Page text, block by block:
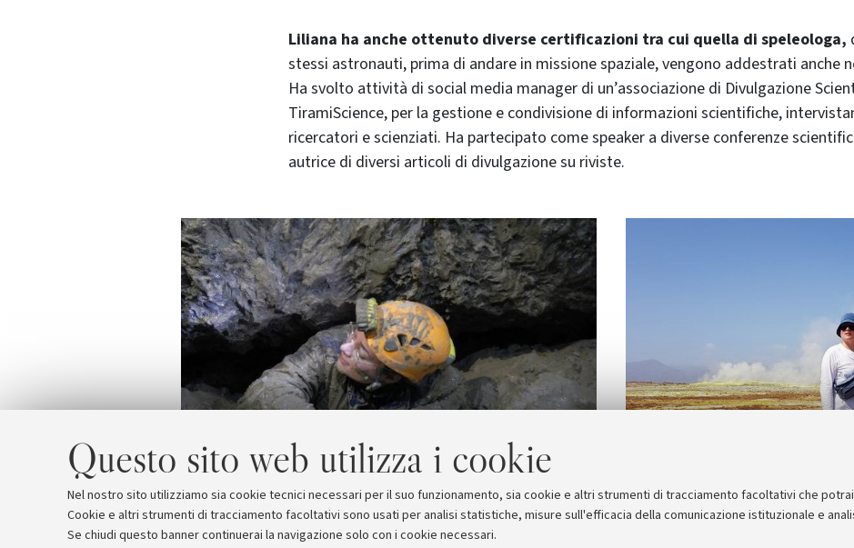
Questo sito web utilizza i cookie
Nel nostro sito utilizziamo sia cookie tecnici necessari per il suo funzionamento, sia cookie e altri strumenti di tracciamento facoltativi che
Cookie e altri strumenti di tracciamento facoltativi sono usati per analisi statistiche, misure sull'efficacia della comunicazione istituzionale e
Se chiudi questo banner continuerai la navigazione solo con i cookie necessari.
Liliana ha anche ottenuto diverse certificazioni tra cui quella di speleologa,
stessi astronauti, prima di andare in missione spaziale, vengono addestrati anche
Ha svolto attività di social media manager di un’associazione di Divulgazione
TiramiScience, per la gestione e condivisione di informazioni scientifiche,
ricercatori e scienziati. Ha partecipato come speaker a diverse conferenze
autrice di diversi articoli di divulgazione su riviste.